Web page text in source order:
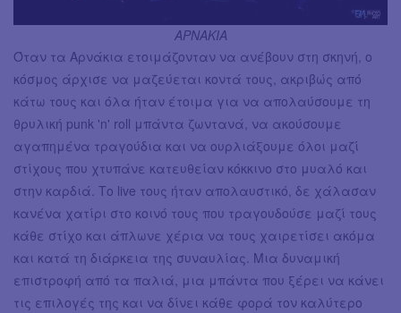
ΑΡΝΑΚΙΑ
Όταν τα Αρνάκια ετοιμάζονταν να ανέβουν στη σκηνή, ο
κόσμος άρχισε να μαζεύεται κοντά τους, ακριβώς από
κάτω τους και όλα ήταν έτοιμα για να απολαύσουμε τη
θρυλική punk 'n' roll μπάντα ζωντανά, να ακούσουμε
αγαπημένα τραγούδια και να ουρλιάξουμε όλοι μαζί
στίχους που χτυπάνε κατευθείαν κόκκινο στο μυαλό και
στην καρδιά. Το live τους ήταν απολαυστικό, δε χάλασαν
κανένα χατίρι στο κοινό τους που τραγουδούσε μαζί τους
κάθε στίχο και άπλωνε χέρια να τους χαιρετίσει ακόμα
και κατά τη διάρκεια της συναυλίας. Μια δυναμική
επιστροφή από τα παλιά, μια μπάντα που ξέρει να κάνει
τις επιλογές της και να δίνει κάθε φορά τον καλύτερο